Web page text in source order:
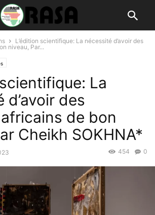
L’édition scientifique: La nécessité d’avoir des
niveau, Par...
La
d’avoir des
de bon
Cheikh SOKHNA*
0
454